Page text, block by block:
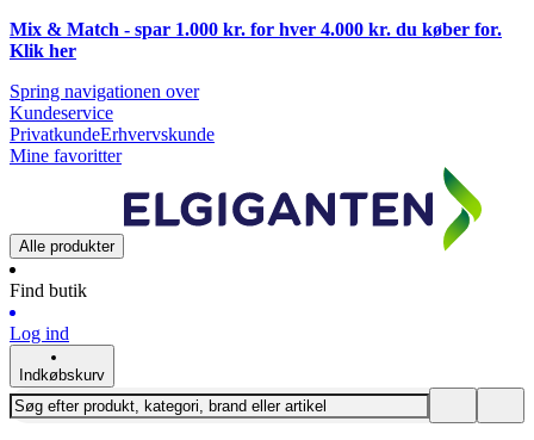
Mix & Match - spar 1.000 kr. for hver 4.000 kr. du køber for.
Klik her
Spring navigationen over
Kundeservice
PrivatkundeErhvervskunde
Mine favoritter
Alle produkter
Find butik
Log ind
Indkøbskurv